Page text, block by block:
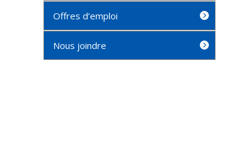
Offres d’emploi
Nous joindre